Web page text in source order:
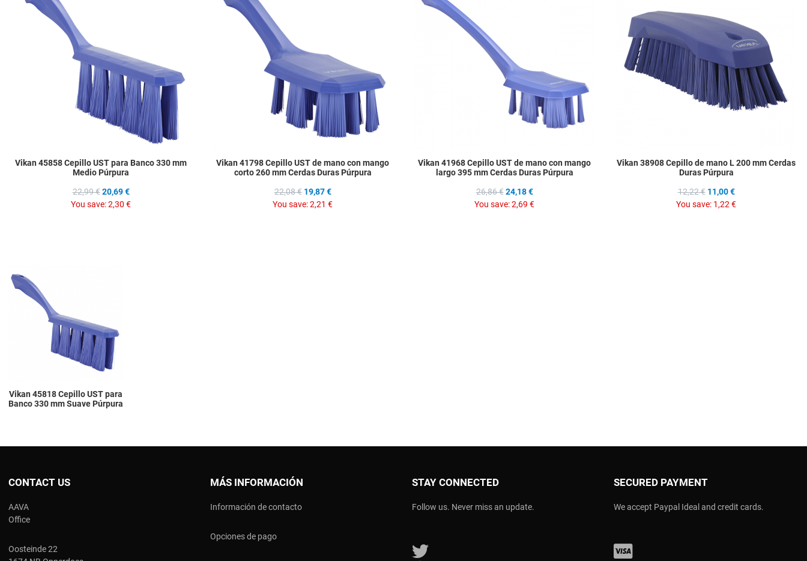
Add to Compare
Vikan 45858 Cepillo UST para Banco 330 mm
Medio Púrpura
22,99 € 20,69 €
You save:2,30 €
Add to Compare
Vikan 41798 Cepillo UST de mano con mango
corto 260 mm Cerdas Duras Púrpura
22,08 € 19,87 €
You save:2,21 €
Quick View
Vikan 41968 Cepillo UST de mano con mango
largo 395 mm Cerdas Duras Púrpura
26,86 € 24,18 €
You save:2,69 €
Vikan 38908 Cepillo de mano L 200 mm Cerdas
Duras Púrpura
12,22 € 11,00 €
You save: 1,22 €
Vikan 45818 Cepillo UST para
Banco 330 mm Suave Púrpura
CONTACT US
AAVA
Office
Oosteinde 22
MÁS INFORMACIÓN
Información de contacto
Opciones de pago
STAY CONNECTED
Follow us. Never miss an update.
Follow us on Twitter
SECURED PAYMENT
We accept Paypal Ideal and credit cards.